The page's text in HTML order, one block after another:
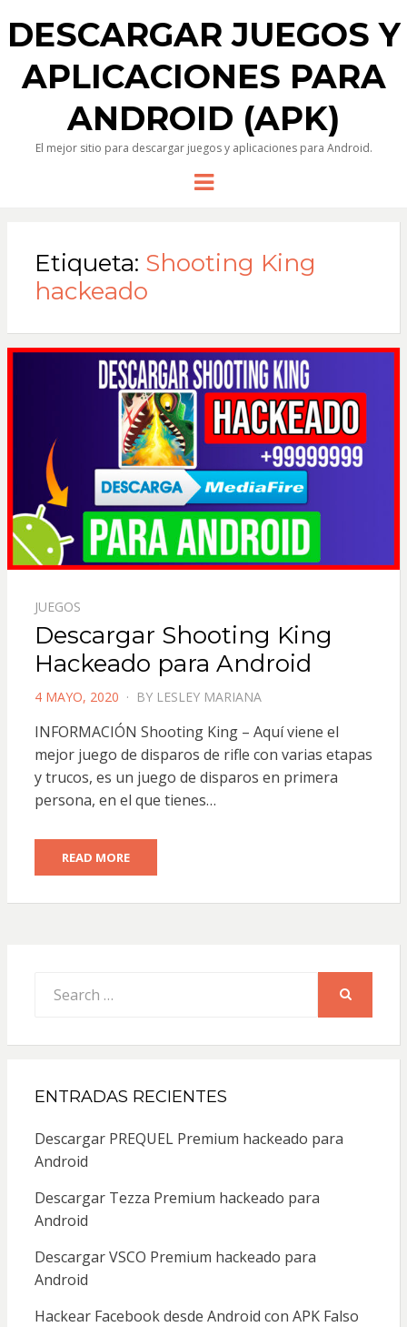
DESCARGAR JUEGOS Y
APLICACIONES PARA
ANDROID (APK)
El mejor sitio para descargar juegos y aplicaciones para Android.
Menu
Etiqueta: Shooting King
hackeado
JUEGOS
Descargar Shooting King
Hackeado para Android
POSTED
4 MAYO, 2020 BY LESLEY MARIANA
INFORMACIÓN Shooting King – Aquí viene el
mejor juego de disparos de rifle con varias etapas
y trucos, es un juego de disparos en primera
persona, en el que tienes…
READ MORE
for:
ENTRADAS RECIENTES
Descargar PREQUEL Premium hackeado para
Android
Descargar Tezza Premium hackeado para
Android
Descargar VSCO Premium hackeado para
Android
Hackear Facebook desde Android con APK Falso